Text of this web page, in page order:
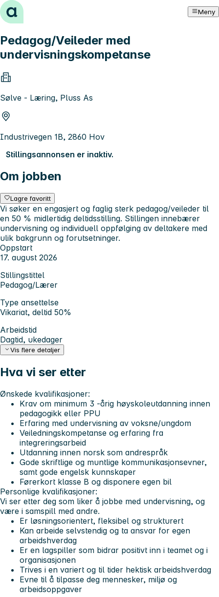
Hopp til innhold Meny
Pedagog/Veileder med
undervisningskompetanse
Sølve - Læring, Pluss As
Industrivegen 1B, 2860 Hov
Stillingsannonsen er inaktiv.
Om jobben
Lagre favoritt
Vi søker en engasjert og faglig sterk pedagog/veileder til
en 50 % midlertidig deltidsstilling. Stillingen innebærer
undervisning og individuell oppfølging av deltakere med
ulik bakgrunn og forutsetninger.
Oppstart
17. august 2026
Stillingstittel
Pedagog/Lærer
Type ansettelse
Vikariat, deltid 50%
Arbeidstid
Dagtid, ukedager
Vis flere detaljer
Hva vi ser etter
Ønskede kvalifikasjoner:
Krav om minimum 3 -årig høyskoleutdanning innen
pedagogikk eller PPU
Erfaring med undervisning av voksne/ungdom
Veiledningskompetanse og erfaring fra
integreringsarbeid
Utdanning innen norsk som andrespråk
Gode skriftlige og muntlige kommunikasjonsevner,
samt gode engelsk kunnskaper
Førerkort klasse B og disponere egen bil
Personlige kvalifikasjoner:
Vi ser etter deg som liker å jobbe med undervisning, og
være i samspill med andre.
Er løsningsorientert, fleksibel og strukturert
Kan arbeide selvstendig og ta ansvar for egen
arbeidshverdag
Er en lagspiller som bidrar positivt inn i teamet og i
organisasjonen
Trives i en variert og til tider hektisk arbeidshverdag
Evne til å tilpasse deg mennesker, miljø og
arbeidsoppgaver